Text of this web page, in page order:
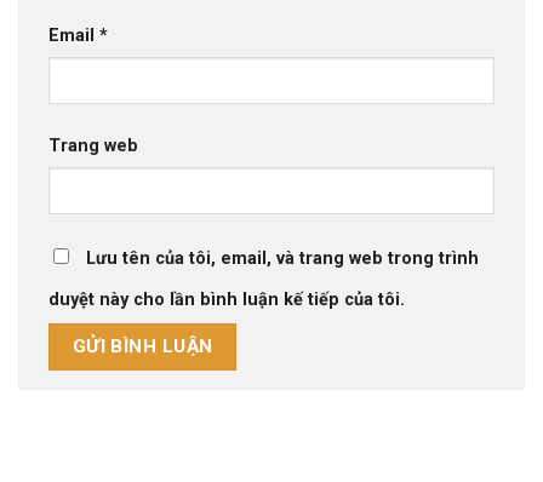
Email *
Trang web
Lưu tên của tôi, email, và trang web trong trình
duyệt này cho lần bình luận kế tiếp của tôi.